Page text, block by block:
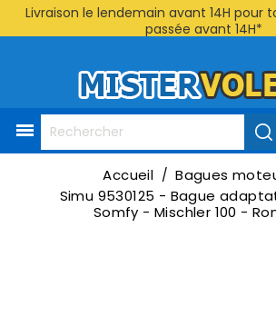
Livraison le lendemain avant 14H pour
passée avant 14H*

Accueil
Bagues
Simu 9530125 - Bague
Somfy - Mischler 100 -